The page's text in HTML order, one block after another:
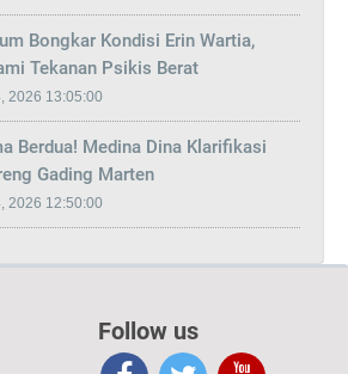
Bongkar Kondisi Erin Wartia,
Tekanan Psikis Berat
2026 13:05:00
Berdua! Medina Dina Klarifikasi
Gading Marten
2026 12:50:00
Follow us